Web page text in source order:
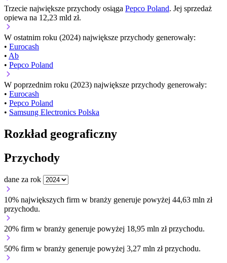
Trzecie największe przychody osiąga Pepco Poland. Jej sprzedaż
opiewa na 12,23 mld zł.
W ostatnim roku (2024) największe przychody generowały:
• Eurocash
• Ab
• Pepco Poland
W poprzednim roku (2023) największe przychody generowały:
• Eurocash
• Pepco Poland
• Samsung Electronics Polska
Rozkład geograficzny
Przychody
dane za rok
10% największych firm w branży generuje powyżej 44,63 mln zł
przychodu.
20% firm w branży generuje powyżej 18,95 mln zł przychodu.
50% firm w branży generuje powyżej 3,27 mln zł przychodu.